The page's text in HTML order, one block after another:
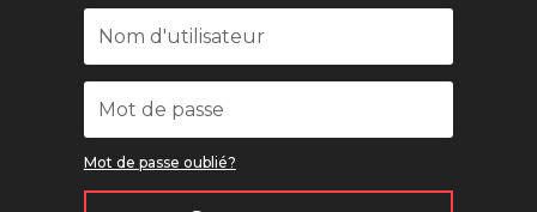
Mot de passe oublié?